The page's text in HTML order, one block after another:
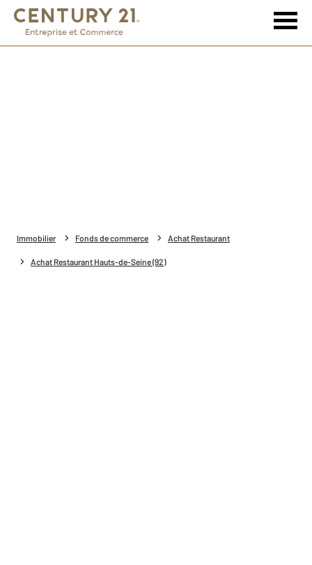
Immobilier Fonds de commerce Achat Restaurant
Achat Restaurant Hauts-de-Seine (92)